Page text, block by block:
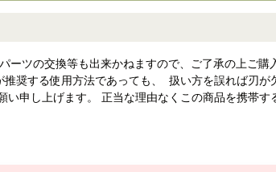
ツの交換等も出来かねますので、ご了承の上ご
奨する使用方法であっても、 扱い方を誤れば刃が
申し上げます。 正当な理由なくこの商品を携帯す